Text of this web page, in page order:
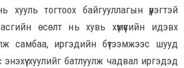
хууль тогтоох байгууллагын үүрэгтэй
өсөлт нь хувь хүмүүсийн идэвх
самбаа, иргэдийн бүтээмжээс шууд
хуулийг батлуулж чадвал иргэдэд